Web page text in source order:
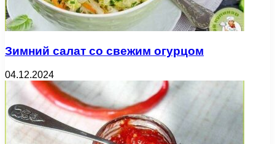
Зимний салат со свежим огурцом
04.12.2024